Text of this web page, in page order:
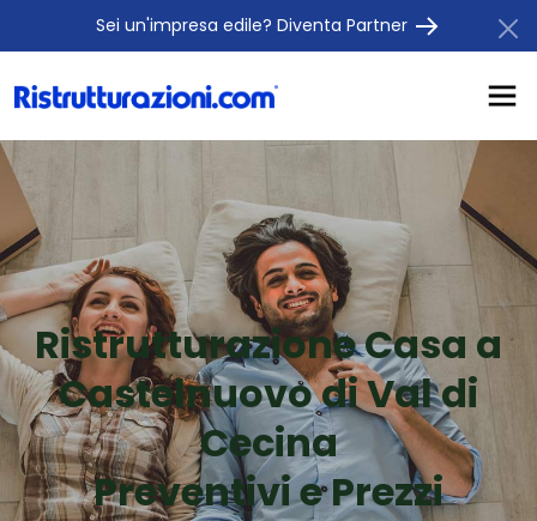
Sei un'impresa edile? Diventa Partner
Ristrutturazione Casa a
Castelnuovo di Val di
Cecina
Preventivi e Prezzi